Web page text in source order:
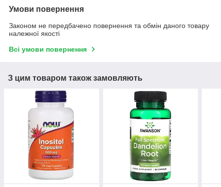
Умови повернення
Законом не передбачено повернення та обмін даного товару
належної якості
Всі умови повернення
З цим товаром також замовляють